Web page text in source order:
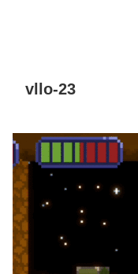
vllo-23